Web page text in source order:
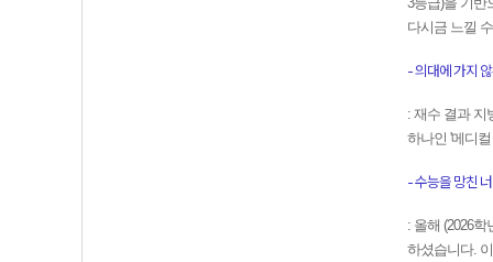
다시금 느낄
- 의대에 가지
: 재수 결과 지
하나인 '메디
- 수능을 망친
: 올해 (2026
하셨습니다.